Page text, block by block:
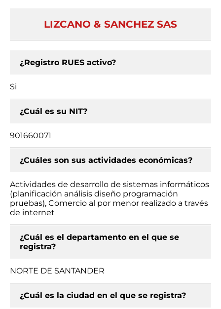
LIZCANO & SANCHEZ SAS
¿Registro RUES activo?
Si
¿Cuál es su NIT?
901660071
¿Cuáles son sus actividades económicas?
Actividades de desarrollo de sistemas informáticos
(planificación análisis diseño programación
pruebas), Comercio al por menor realizado a través
de internet
¿Cuál es el departamento en el que se
registra?
NORTE DE SANTANDER
¿Cuál es la ciudad en el que se registra?